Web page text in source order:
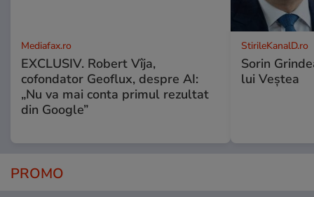
Mediafax.ro
EXCLUSIV. Robert Vîja,
cofondator Geoflux, despre AI:
„Nu va mai conta primul rezultat
din Google”
StirileKanalD.ro
Sorin
lui Veștea
PROMO